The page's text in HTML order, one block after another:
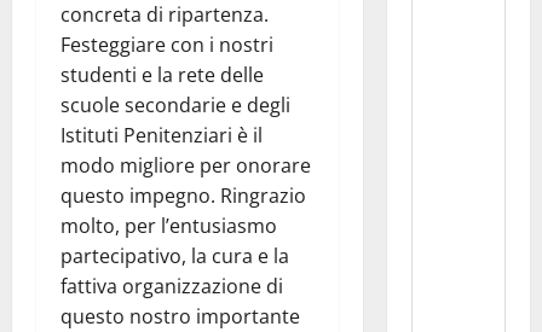
concreta di ripartenza.
Festeggiare con i nostri
studenti e la rete delle
scuole secondarie e degli
Istituti Penitenziari è il
modo migliore per onorare
questo impegno. Ringrazio
molto, per l’entusiasmo
partecipativo, la cura e la
fattiva organizzazione di
questo nostro importante